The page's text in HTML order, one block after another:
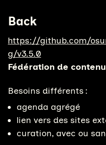
Back
https://github.com/
g/v3.5.0
Fédération de
Besoins différents :
agenda agrégé
lien vers des sites
curation, avec ou